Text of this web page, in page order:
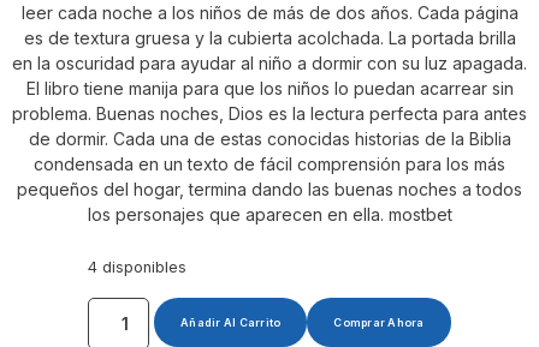
leer cada noche a los niños de más de dos años. Cada página
es de textura gruesa y la cubierta acolchada. La portada brilla
en la oscuridad para ayudar al niño a dormir con su luz apagada.
El libro tiene manija para que los niños lo puedan acarrear sin
problema. Buenas noches, Dios es la lectura perfecta para antes
de dormir. Cada una de estas conocidas historias de la Biblia
condensada en un texto de fácil comprensión para los más
pequeños del hogar, termina dando las buenas noches a todos
los personajes que aparecen en ella. mostbet
4 disponibles
Añadir Al Carrito Comprar Ahora